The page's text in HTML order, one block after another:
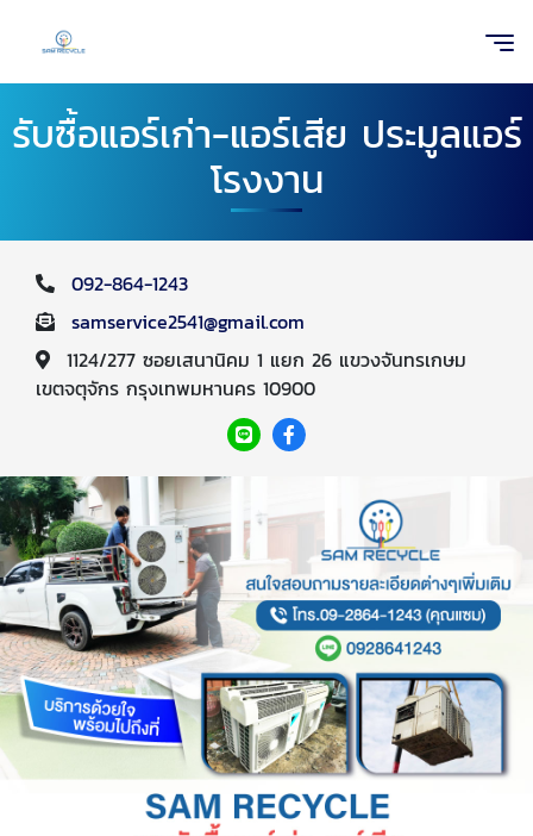
รับซื้อแอร์เก่า-แอร์เสีย ประมูลแอร์
โรงงาน
092-864-1243
samservice2541@gmail.com
1124/277 ซอยเสนานิคม 1 แยก 26 แขวงจันทรเกษม
เขตจตุจักร กรุงเทพมหานคร 10900